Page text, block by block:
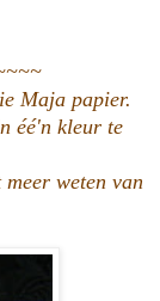
Maja papier.
éé'n kleur te
weten van